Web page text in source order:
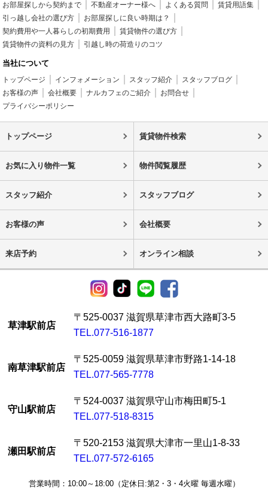
お部屋探しから契約まで 不動産オーナー様へ よくある質問
賃貸用語集
引っ越し会社の選び方
お部屋探しに良い時期は？
契約費用や一人暮らしの初期費用
賃貸物件の選び方
賃貸物件の資料の見方
引越し時の荷造りのコツ
当社について
トップページ インフォメーション スタッフ紹介
スタッフブログ
お客様の声
会社概要 ナルカフェのご紹介
お問合せ
プライバシーポリシー
トップページ 賃貸物件検索
お気に入り物件一覧 物件閲覧履歴
スタッフ紹介 スタッフブログ
お客様の声 会社概要
来店予約 オンライン相談
草津駅前店
〒525-0037 滋賀県草津市西大路町3-5
TEL.077-516-1877
南草津駅前店
〒525-0059 滋賀県草津市野路1-14-18
TEL.077-565-7778
守山駅前店
〒524-0037 滋賀県守山市梅田町5-1
TEL.077-518-8315
瀬田駅前店
〒520-2153 滋賀県大津市一里山1-8-33
TEL.077-572-6165
営業時間：10:00～18:00（定休日:第2・3・4火曜 毎週水曜）